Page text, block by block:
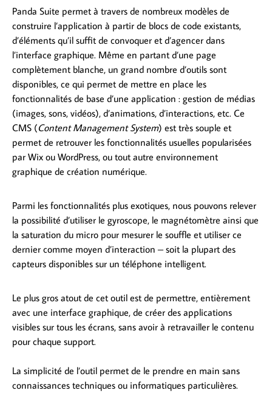
Panda Suite permet à travers de nombreux modèles de
construire l’application à partir de blocs de code existants,
d’éléments qu’il suffit de convoquer et d’agencer dans
l’interface graphique. Même en partant d’une page
complètement blanche, un grand nombre d’outils sont
disponibles, ce qui permet de mettre en place les
fonctionnalités de base d’une application : gestion de médias
(images, sons, vidéos), d’animations, d’interactions, etc. Ce
CMS (Content Management System) est très souple et
permet de retrouver les fonctionnalités usuelles popularisées
par Wix ou WordPress, ou tout autre environnement
graphique de création numérique.
Parmi les fonctionnalités plus exotiques, nous pouvons relever
la possibilité d’utiliser le gyroscope, le magnétomètre ainsi que
la saturation du micro pour mesurer le souffle et utiliser ce
dernier comme moyen d’interaction – soit la plupart des
capteurs disponibles sur un téléphone intelligent.
Le plus gros atout de cet outil est de permettre, entièrement
avec une interface graphique, de créer des applications
visibles sur tous les écrans, sans avoir à retravailler le contenu
pour chaque support.
La simplicité de l’outil permet de le prendre en main sans
connaissances techniques ou informatiques particulières.